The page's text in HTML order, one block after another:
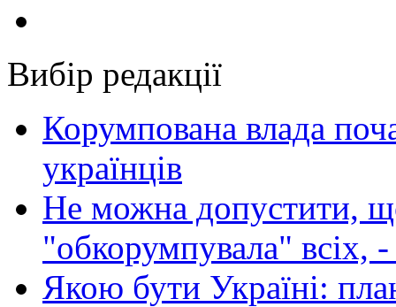
Вибір редакції
Корумпована влада
українців
Не можна допустити,
"обкорумпувала" всіх,
Якою бути Україні: